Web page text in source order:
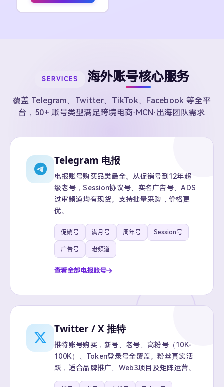
SERVICES 海外账号核心服务
覆盖 Telegram、Twitter、TikTok、Facebook 等全平
台，50+ 账号类型满足跨境电商·MCN·出海团队需求
Telegram 电报
电报账号购买品类最全。从促销号到12年超
级老号，Session协议号、实名广告号、ADS
过审频道均有现货。支持批量采购，价格更
优。
促销号 满月号 周年号 Session号
广告号 老频道
查看全部电报账号
Twitter / X 推特
推特账号购买，新号、老号、高粉号（10K-
100K）、Token登录号全覆盖。粉丝真实活
跃，适合品牌推广、Web3项目及矩阵运营。